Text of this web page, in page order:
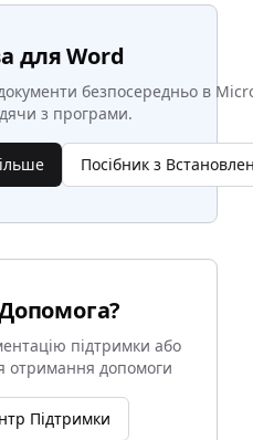
для Word
безпосередньо в
з програми.
Посібник з
підтримки або
отримання допомоги
Підтримки